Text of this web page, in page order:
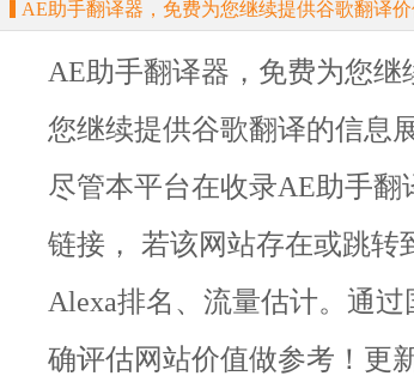
AE助手翻译器，免费为您继续提供谷歌翻译
AE助手翻译器，免费为您继
您继续提供谷歌翻译的信息
尽管本平台在收录AE助手翻
链接， 若该网站存在或跳转
Alexa排名、流量估计。通
确评估网站价值做参考！ 更